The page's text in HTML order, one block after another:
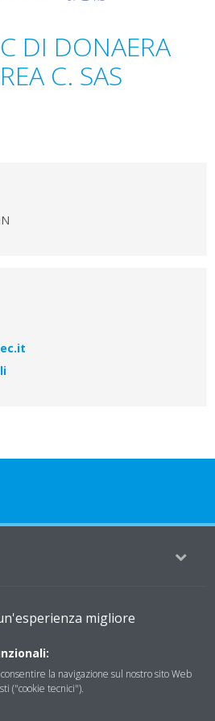
DI DONAERA
C. SAS
migliore
la navigazione sul nostro sito Web
("cookie tecnici").